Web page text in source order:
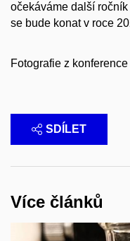
očekáváme další
se bude konat v roce
Fotografie z
SDÍLET
Více článků